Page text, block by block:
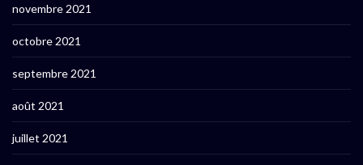
novembre 2021
octobre 2021
septembre 2021
août 2021
juillet 2021